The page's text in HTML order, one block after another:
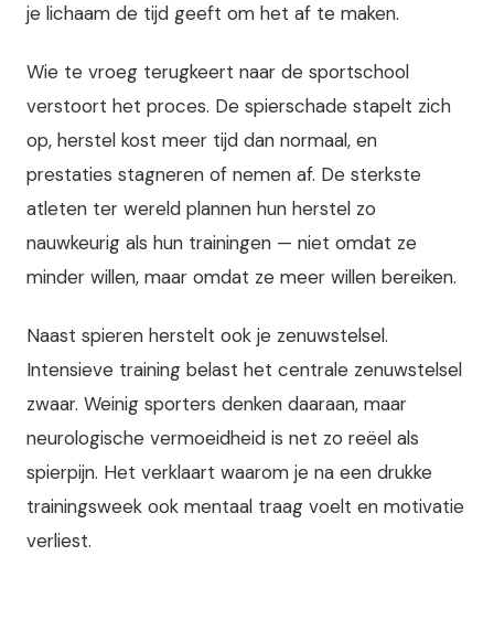
je lichaam de tijd geeft om het af te maken.
Wie te vroeg terugkeert naar de sportschool
verstoort het proces. De spierschade stapelt zich
op, herstel kost meer tijd dan normaal, en
prestaties stagneren of nemen af. De sterkste
atleten ter wereld plannen hun herstel zo
nauwkeurig als hun trainingen — niet omdat ze
minder willen, maar omdat ze meer willen bereiken.
Naast spieren herstelt ook je zenuwstelsel.
Intensieve training belast het centrale zenuwstelsel
zwaar. Weinig sporters denken daaraan, maar
neurologische vermoeidheid is net zo reëel als
spierpijn. Het verklaart waarom je na een drukke
trainingsweek ook mentaal traag voelt en motivatie
verliest.